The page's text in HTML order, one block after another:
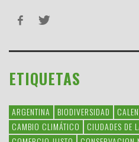
ETIQUETAS
ARGENTINA BIODIVERSIDAD
CAMBIO CLIMÁTICO
CIUDADES DE